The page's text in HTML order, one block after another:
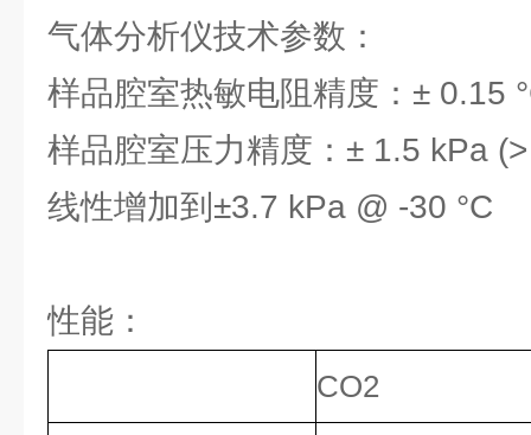
气体分析仪技术参数：
样品腔室热敏电阻精度：± 0.15
样品腔室压力精度：± 1.5 kPa
线性增加到±3.7 kPa @ -30 °C
性能：
CO2